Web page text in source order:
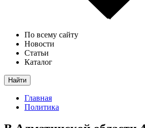
По всему сайту
Новости
Статьи
Каталог
Найти
Главная
Политика